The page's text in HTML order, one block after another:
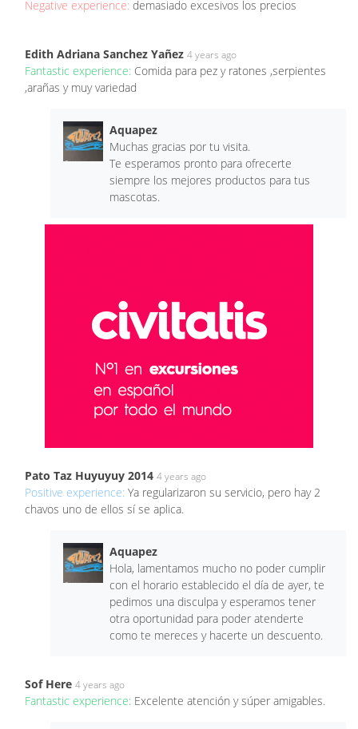
Negative experience: demasiado excesivos los precios
Edith Adriana Sanchez Yañez 4 years ago
Fantastic experience: Comida para pez y ratones ,serpientes
,arañas y muy variedad
Aquapez
Muchas gracias por tu visita.
Te esperamos pronto para ofrecerte
siempre los mejores productos para tus
mascotas.
Pato Taz Huyuyuy 2014 4 years ago
Positive experience: Ya regularizaron su servicio, pero hay 2
chavos uno de ellos sí se aplica.
Aquapez
Hola, lamentamos mucho no poder cumplir
con el horario establecido el día de ayer, te
pedimos una disculpa y esperamos tener
otra oportunidad para poder atenderte
como te mereces y hacerte un descuento.
Sof Here 4 years ago
Fantastic experience: Excelente atención y súper amigables.